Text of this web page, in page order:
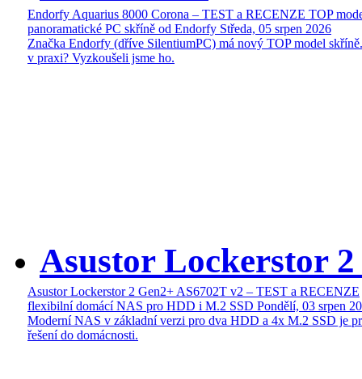
Endorfy Aquarius 8000 Corona – TEST a RECENZE TOP
panoramatické PC skříně od Endorfy Středa, 05 srpen 2026
Značka Endorfy (dříve SilentiumPC) má nový TOP model
v praxi? Vyzkoušeli jsme ho.
Asustor Lockerstor
Asustor Lockerstor 2 Gen2+ AS6702T v2 – TEST a RECENZE
flexibilní domácí NAS pro HDD i M.2 SSD Pondělí, 03 srpen
Moderní NAS v základní verzi pro dva HDD a 4x M.2 SSD je
řešení do domácnosti.